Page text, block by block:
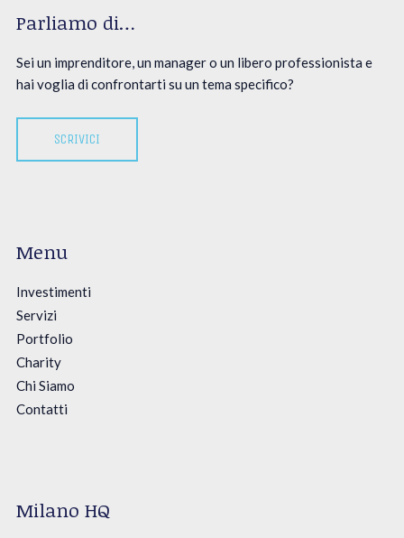
Parliamo di…
Sei un imprenditore, un manager o un libero professionista e
hai voglia di confrontarti su un tema specifico?
SCRIVICI
Menu
Investimenti
Servizi
Portfolio
Charity
Chi Siamo
Contatti
Milano HQ